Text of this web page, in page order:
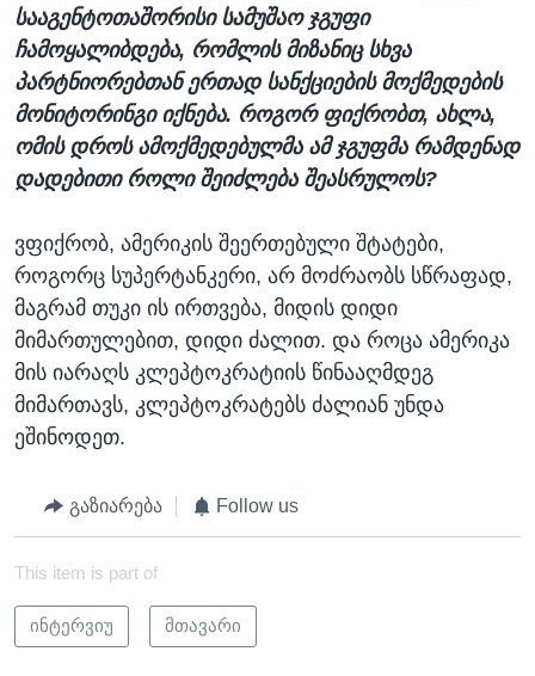
სააგენტოთაშორისი სამუშაო ჯგუფი
ჩამოყალიბდება, რომლის მიზანიც სხვა
პარტნიორებთან ერთად სანქციების მოქმედების
მონიტორინგი იქნება. როგორ ფიქრობთ, ახლა,
ომის დროს ამოქმედებულმა ამ ჯგუფმა რამდენად
დადებითი როლი შეიძლება შეასრულოს?
ვფიქრობ, ამერიკის შეერთებული შტატები,
როგორც სუპერტანკერი, არ მოძრაობს სწრაფად,
მაგრამ თუკი ის ირთვება, მიდის დიდი
მიმართულებით, დიდი ძალით. და როცა ამერიკა
მის იარაღს კლეპტოკრატიის წინააღმდეგ
მიმართავს, კლეპტოკრატებს ძალიან უნდა
ეშინოდეთ.
გაზიარება Follow us
This item is part of
ინტერვიუ მთავარი